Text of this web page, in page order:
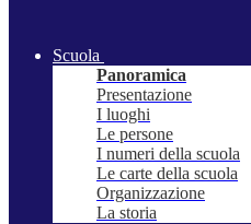
Scuola
Panoramica
Presentazione
I luoghi
Le persone
I numeri della scuola
Le carte della scuola
Organizzazione
La storia